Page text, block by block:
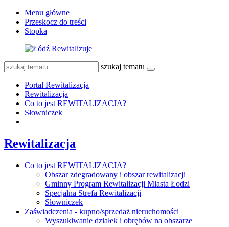
Menu główne
Przeskocz do treści
Stopka
szukaj tematu
Portal Rewitalizacja
Rewitalizacja
Co to jest REWITALIZACJA?
Słowniczek
Rewitalizacja
Co to jest REWITALIZACJA?
Obszar zdegradowany i obszar rewitalizacji
Gminny Program Rewitalizacji Miasta Łodzi
Specjalna Strefa Rewitalizacji
Słowniczek
Zaświadczenia - kupno/sprzedaż nieruchomości
Wyszukiwanie działek i obrębów na obszarze